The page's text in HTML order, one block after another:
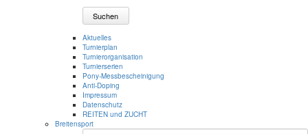
Suchen
Aktuelles
Turnierplan
Turnierorganisation
Turnierserien
Pony-Messbescheinigung
Anti-Doping
Impressum
Datenschutz
REITEN und ZUCHT
Breitensport